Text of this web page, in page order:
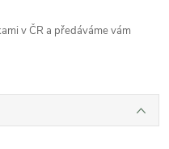
v ČR a předáváme vám